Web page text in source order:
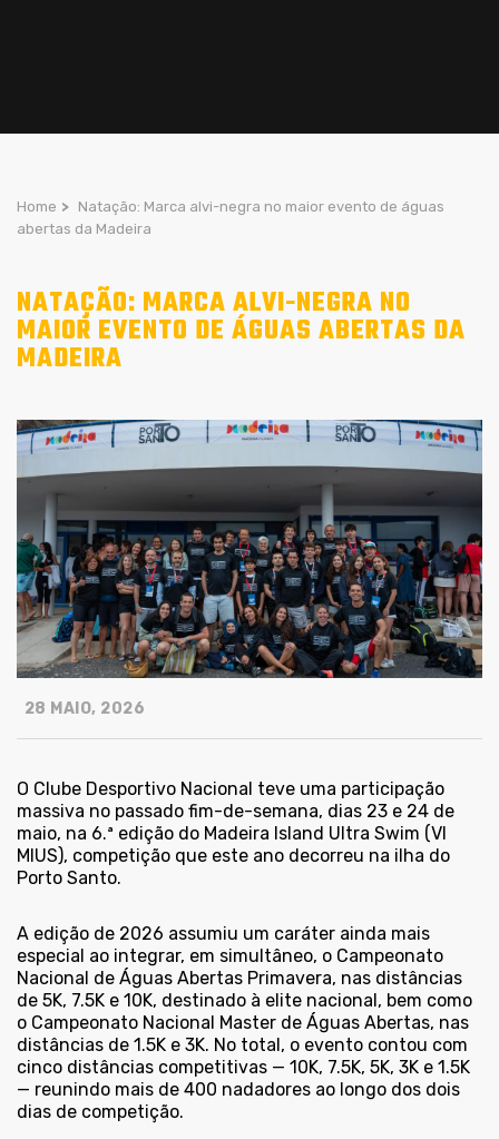
Home > Natação: Marca alvi-negra no maior evento de águas
abertas da Madeira
NATAÇÃO: MARCA ALVI-NEGRA NO
MAIOR EVENTO DE ÁGUAS ABERTAS DA
MADEIRA
28 MAIO, 2026
O Clube Desportivo Nacional teve uma participação
massiva no passado fim-de-semana, dias 23 e 24 de
maio, na 6.ª edição do Madeira Island Ultra Swim (VI
MIUS), competição que este ano decorreu na ilha do
Porto Santo.
A edição de 2026 assumiu um caráter ainda mais
especial ao integrar, em simultâneo, o Campeonato
Nacional de Águas Abertas Primavera, nas distâncias
de 5K, 7.5K e 10K, destinado à elite nacional, bem como
o Campeonato Nacional Master de Águas Abertas, nas
distâncias de 1.5K e 3K. No total, o evento contou com
cinco distâncias competitivas — 10K, 7.5K, 5K, 3K e 1.5K
— reunindo mais de 400 nadadores ao longo dos dois
dias de competição.